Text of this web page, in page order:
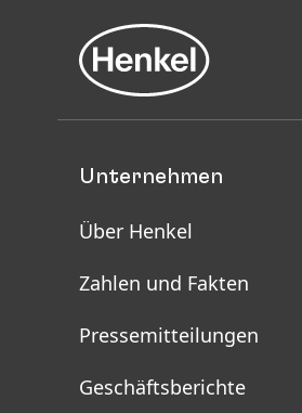
Unternehmen
Über Henkel
Zahlen und Fakten
Pressemitteilungen
Geschäftsberichte